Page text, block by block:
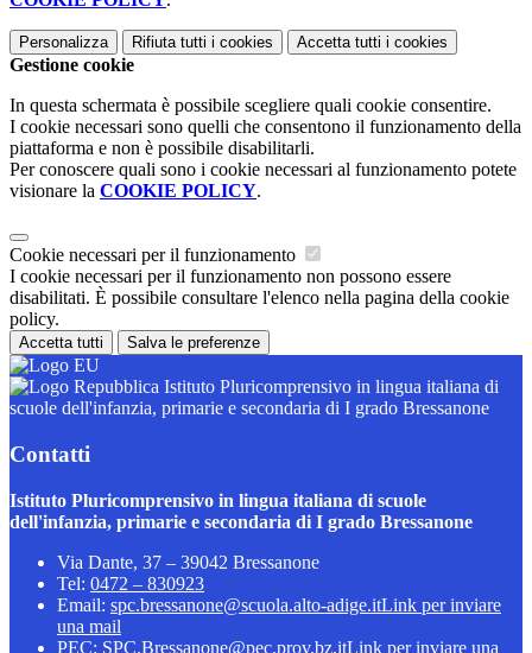
Personalizza Rifiuta tutti i cookies Accetta tutti i cookies
Gestione cookie
In questa schermata è possibile scegliere quali cookie consentire.
I cookie necessari sono quelli che consentono il funzionamento della
piattaforma e non è possibile disabilitarli.
Per conoscere quali sono i cookie necessari al funzionamento potete
visionare la COOKIE POLICY.
Cookie necessari per il funzionamento
I cookie necessari per il funzionamento non possono essere
disabilitati. È possibile consultare l'elenco nella pagina della cookie
policy.
Accetta tutti Salva le preferenze
Istituto Pluricomprensivo in lingua italiana di
scuole dell'infanzia, primarie e secondaria di I grado Bressanone
Contatti
Istituto Pluricomprensivo in lingua italiana di scuole
dell'infanzia, primarie e secondaria di I grado Bressanone
Via Dante, 37 – 39042 Bressanone
Tel: 0472 – 830923
Email: spc.bressanone@scuola.alto-adige.itLink per inviare
una mail
PEC: SPC.Bressanone@pec.prov.bz.itLink per inviare una